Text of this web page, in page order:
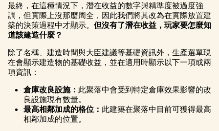
最終，在這種情況下，潛在收益的數字與精準度被過度強
調，但實際上沒那麼周全，因此我們將其改為在實際放置建
築的決策過程中才顯示。 但沒有了潛在收益，玩家要怎麼知
道該建造什麼？
除了名稱、建造時間與大臣建議等基礎資訊外，生產選單現
在會顯示建造物的基礎收益，並在適用時顯示以下一項或兩
項資訊：
倉庫改良設施： 此聚落中會受到特定倉庫效果影響的改
良設施現有數量。
最高相鄰加成的格位： 此建築在聚落中目前可獲得最高
相鄰加成的位置。